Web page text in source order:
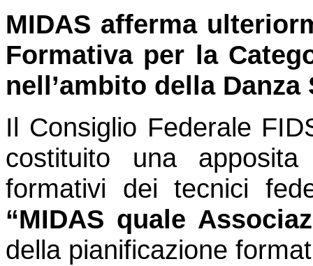
MIDAS afferma
Formativa per la
nell’ambito della
Il Consiglio Federale
costituito una
formativi dei tecnici
“MIDAS quale
della pianificazione